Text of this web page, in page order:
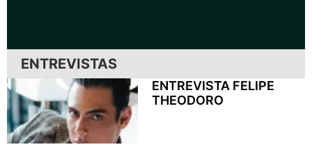
ENTREVISTAS
ENTREVISTA FELIPE
THEODORO